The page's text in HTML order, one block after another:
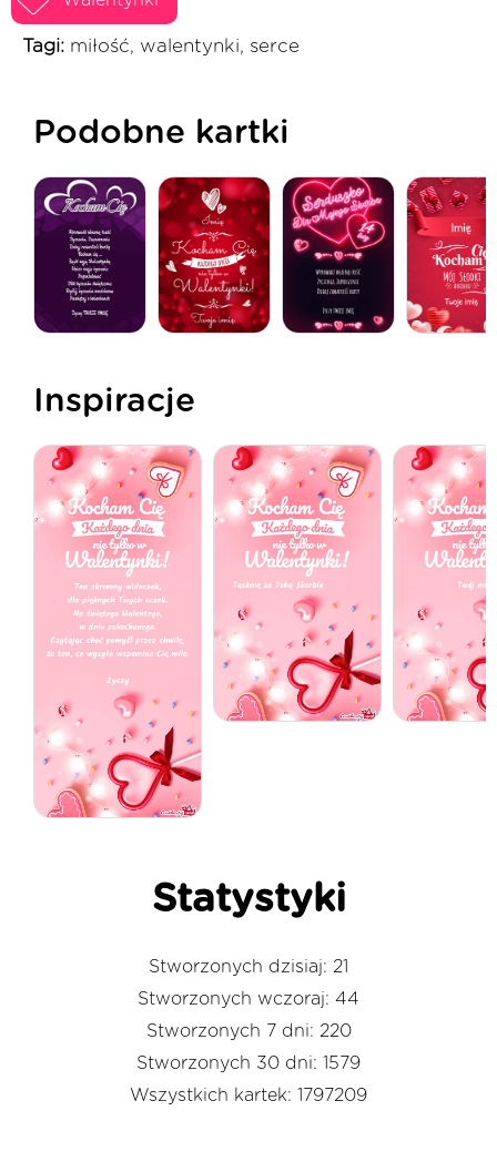
Tagi: miłość, walentynki, serce
Podobne kartki
Inspiracje
Statystyki
Stworzonych dzisiaj: 21
Stworzonych wczoraj: 44
Stworzonych 7 dni: 220
Stworzonych 30 dni: 1579
Wszystkich kartek: 1797209